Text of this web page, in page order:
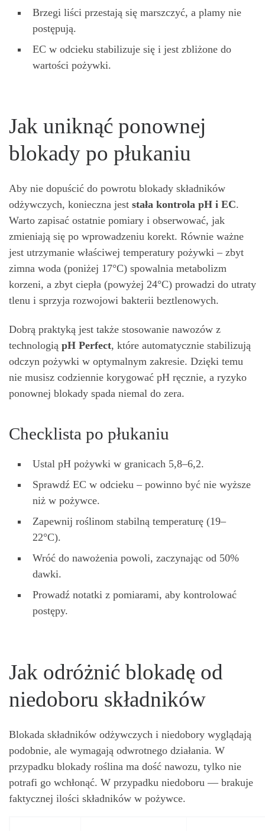
Brzegi liści przestają się marszczyć, a plamy nie
postępują.
EC w odcieku stabilizuje się i jest zbliżone do
wartości pożywki.
Jak uniknąć ponownej
blokady po płukaniu
Aby nie dopuścić do powrotu blokady składników
odżywczych, konieczna jest stała kontrola pH i EC.
Warto zapisać ostatnie pomiary i obserwować, jak
zmieniają się po wprowadzeniu korekt. Równie ważne
jest utrzymanie właściwej temperatury pożywki – zbyt
zimna woda (poniżej 17°C) spowalnia metabolizm
korzeni, a zbyt ciepła (powyżej 24°C) prowadzi do utraty
tlenu i sprzyja rozwojowi bakterii beztlenowych.
Dobrą praktyką jest także stosowanie nawozów z
technologią pH Perfect, które automatycznie stabilizują
odczyn pożywki w optymalnym zakresie. Dzięki temu
nie musisz codziennie korygować pH ręcznie, a ryzyko
ponownej blokady spada niemal do zera.
Checklista po płukaniu
Ustal pH pożywki w granicach 5,8–6,2.
Sprawdź EC w odcieku – powinno być nie wyższe
niż w pożywce.
Zapewnij roślinom stabilną temperaturę (19–
22°C).
Wróć do nawożenia powoli, zaczynając od 50%
dawki.
Prowadź notatki z pomiarami, aby kontrolować
postępy.
Jak odróżnić blokadę od
niedoboru składników
Blokada składników odżywczych i niedobory wyglądają
podobnie, ale wymagają odwrotnego działania. W
przypadku blokady roślina ma dość nawozu, tylko nie
potrafi go wchłonąć. W przypadku niedoboru — brakuje
faktycznej ilości składników w pożywce.